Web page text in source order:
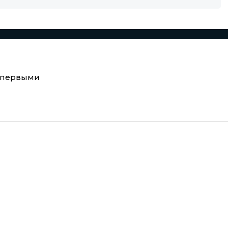
первыми